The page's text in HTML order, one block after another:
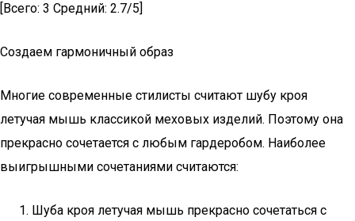
[Всего: 3 Средний: 2.7/5]
Создаем гармоничный образ
Многие современные стилисты считают шубу кроя
летучая мышь классикой меховых изделий. Поэтому она
прекрасно сочетается с любым гардеробом. Наиболее
выигрышными сочетаниями считаются:
Шуба кроя летучая мышь прекрасно сочетаться с